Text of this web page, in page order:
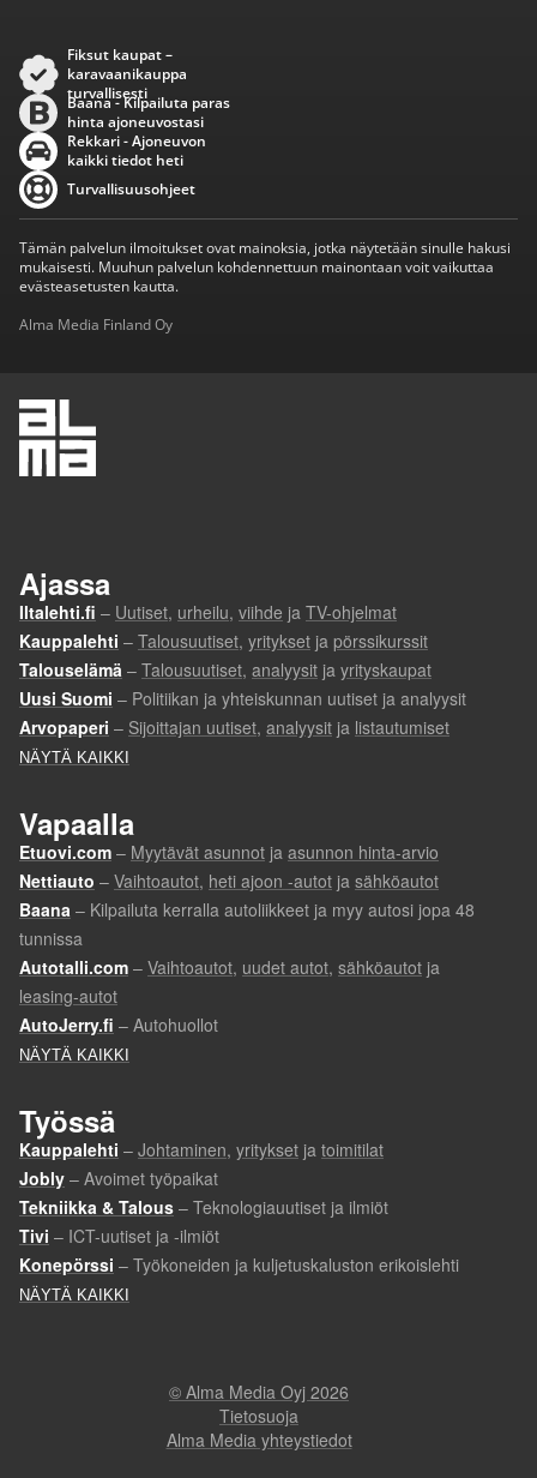
Fiksut kaupat –
karavaanikauppa
turvallisesti
Baana - Kilpailuta paras
hinta ajoneuvostasi
Rekkari - Ajoneuvon
kaikki tiedot heti
Turvallisuusohjeet
Tämän palvelun ilmoitukset ovat mainoksia, jotka näytetään sinulle hakusi
mukaisesti. Muuhun palvelun kohdennettuun mainontaan voit vaikuttaa
evästeasetusten kautta.
Alma Media Finland Oy